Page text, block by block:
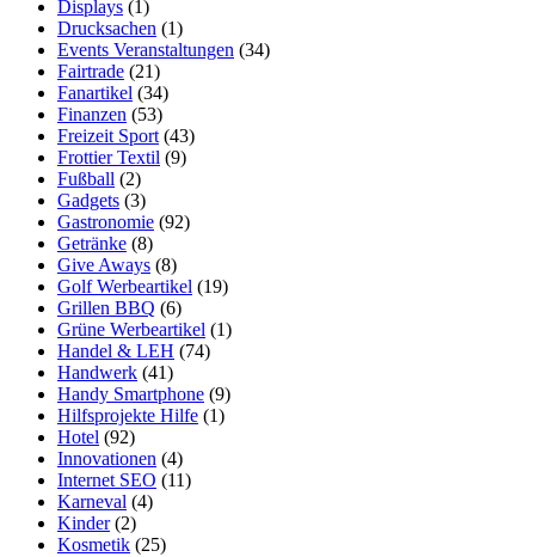
Displays (1)
Drucksachen (1)
Events Veranstaltungen (34)
Fairtrade (21)
Fanartikel (34)
Finanzen (53)
Freizeit Sport (43)
Frottier Textil (9)
Fußball (2)
Gadgets (3)
Gastronomie (92)
Getränke (8)
Give Aways (8)
Golf Werbeartikel (19)
Grillen BBQ (6)
Grüne Werbeartikel (1)
Handel & LEH (74)
Handwerk (41)
Handy Smartphone (9)
Hilfsprojekte Hilfe (1)
Hotel (92)
Innovationen (4)
Internet SEO (11)
Karneval (4)
Kinder(2)
Kosmetik (25)